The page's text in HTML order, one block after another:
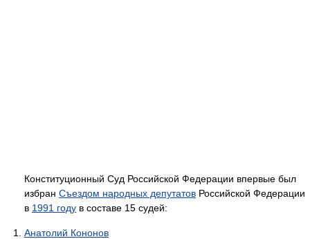
Конституционный Суд Российской Федерации впервые был
избран Съездом народных депутатов Российской Федерации
в 1991 году в составе 15 судей:
Анатолий Кононов